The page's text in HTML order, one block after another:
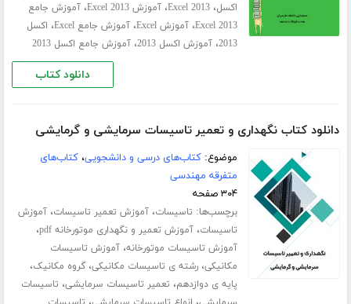
اکسل،Excel 2013،آموزش Excel 2013 ،آموزش جامع
Excel 2013،آموزش Excel ،آموزش جامع Excel ، اکسل
2013،آموزش اکسل 2013 ،آموزش جامع اکسل 2013
دانلود کتاب
دانلود کتاب نگهداری و تعمیر تاسیسات سرمایشی و گرمایشی
موضوع:کتاب‌های درسی و دانشجویی،کتاب‌های
متفرقه مهندسی
۳۰۴ صفحه
برچسب‌ها: تاسیسات،آموزش تعمیر تاسیسات،آموزش
تاسیسات،آموزش تعمیر و نگهداری موتورخانه pdf ،
آموزش تاسیسات موتورخانه،آموزش تاسیسات
مکانیکی،رشته ی تاسیسات مکانیکی،گروه مکانیک،
پایه ی دوازدهم، تعمیر تاسیسات سرمایشی، تاسیسات